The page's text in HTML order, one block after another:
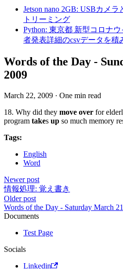
Jetson nano 2GB: USBカメラ
トリーミング
Python: 東京都 新型コロナ
者発表詳細のcsvデータを積
Words of the Day -
2009
March 22, 2009 · One min read
18. Why did they move over for
program takes up so much memory
Tags:
English
Word
Newer post
情報処理: 覚え書き
Older post
Words of the Day - Saturday March
Documents
Test Page
Socials
Linkedin